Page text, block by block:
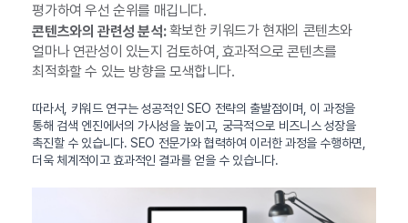
평가하여 우선 순위를 매깁니다.
콘텐츠와의 관련성 분석:확보한 키워드가 현재의 콘텐츠와
얼마나 연관성이 있는지 검토하여, 효과적으로 콘텐츠를
최적화할 수 있는 방향을 모색합니다.
따라서, 키워드 연구는 성공적인 SEO 전략의 출발점이며, 이 과정을
통해 검색 엔진에서의 가시성을 높이고, 궁극적으로 비즈니스 성장을
촉진할 수 있습니다. SEO 전문가와 협력하여 이러한 과정을 수행하면,
더욱 체계적이고 효과적인 결과를 얻을 수 있습니다.